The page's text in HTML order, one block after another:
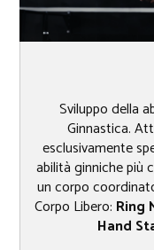
Sviluppo della
Ginnastica.
esclusivamente
abilità ginniche più
un corpo
Corpo Libero: Ring
Hand